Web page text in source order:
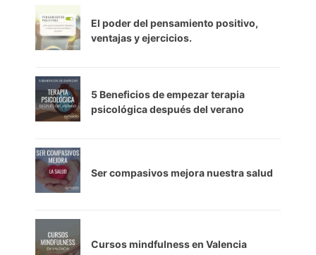
El poder del pensamiento positivo,
ventajas y ejercicios.
5 Beneficios de empezar terapia
psicológica después del verano
Ser compasivos mejora nuestra salud
Cursos mindfulness en Valencia